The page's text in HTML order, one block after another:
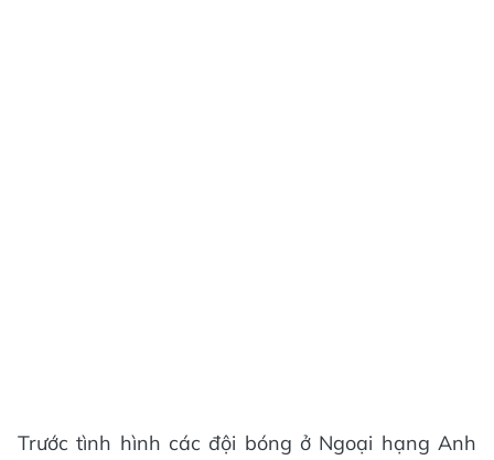
Trước tình hình các đội bóng ở Ngoại hạng Anh